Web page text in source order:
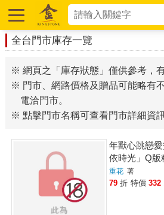
全台門市庫存一覽
※ 網頁之「庫存狀態」僅供參考，
※ 門市、網路價格及贈品可能略有
電洽門市。
※ 點擊門市名稱可查看門市詳細資訊
年獸心跳戀
依時光」Q版
重花 著
79 折 特價 332